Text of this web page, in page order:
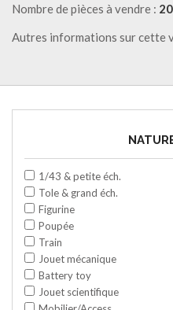
Nombre de pièces à vendre :
Autres informations sur cette
1/43 & petite éch.
Tole & grand éch.
Figurine
Poupée
Train
Jouet mécanique
Battery toy
Jouet scientifique